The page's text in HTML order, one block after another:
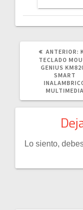
ANTERIOR:
TECLADO
GENIUS
SMART
MULTIMEDIA
Lo siento,